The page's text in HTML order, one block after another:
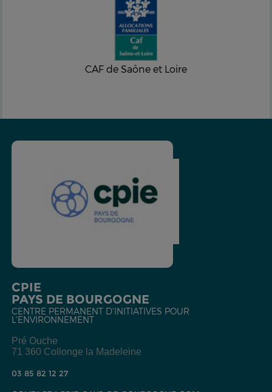
CAF de Saône et Loire
CPIE
PAYS DE BOURGOGNE
CENTRE PERMANENT D'INITIATIVES POUR
L'ENVIRONNEMENT
Pré Ouche
71 360 Collonge la Madeleine
03 85 82 12 27